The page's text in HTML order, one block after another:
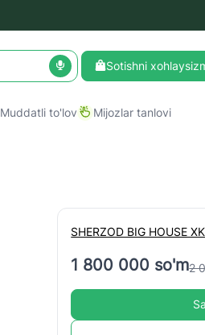
Sotishni
Muddatli to'lov Mijozlar tanlovi
SHERZOD BIG HOUSE XK
1 800 000 so'm2